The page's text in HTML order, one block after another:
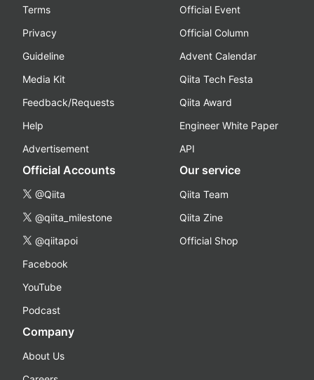
Terms
Privacy
Guideline
Media Kit
Feedback/Requests
Help
Advertisement
Official Event
Official Column
Advent Calendar
Qiita Tech Festa
Qiita Award
Engineer White Paper
API
Official Accounts
@Qiita
@qiita_milestone
@qiitapoi
Facebook
YouTube
Podcast
Our service
Qiita Team
Qiita Zine
Official Shop
Company
About Us